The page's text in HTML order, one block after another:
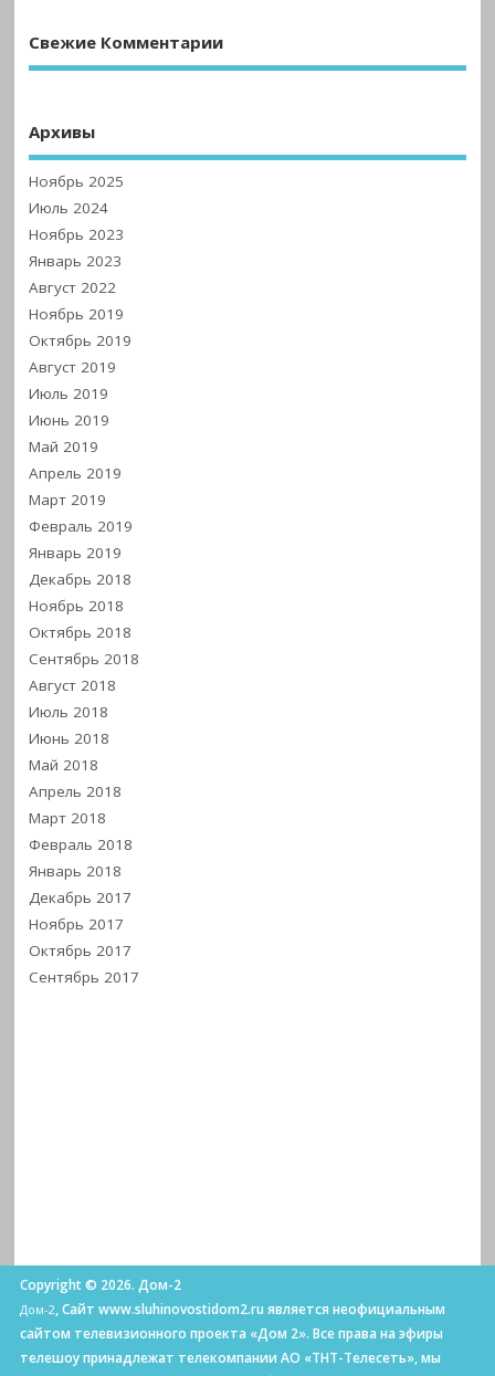
Свежие Комментарии
Архивы
Ноябрь 2025
Июль 2024
Ноябрь 2023
Январь 2023
Август 2022
Ноябрь 2019
Октябрь 2019
Август 2019
Июль 2019
Июнь 2019
Май 2019
Апрель 2019
Март 2019
Февраль 2019
Январь 2019
Декабрь 2018
Ноябрь 2018
Октябрь 2018
Сентябрь 2018
Август 2018
Июль 2018
Июнь 2018
Май 2018
Апрель 2018
Март 2018
Февраль 2018
Январь 2018
Декабрь 2017
Ноябрь 2017
Октябрь 2017
Сентябрь 2017
Copyright © 2026. Дом-2
Дом-2, Сайт www.sluhinovostidom2.ru является неофициальным
сайтом телевизионного проекта «Дом 2». Все права на эфиры
телешоу принадлежат телекомпании АО «ТНТ-Телесеть», мы